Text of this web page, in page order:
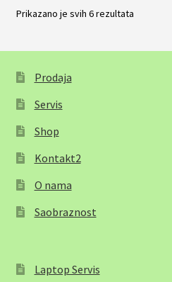
Prikazano je svih 6 rezultataSortirano
Prodaja
Servis
Shop
Kontakt2
O nama
Saobraznost
Laptop Servis